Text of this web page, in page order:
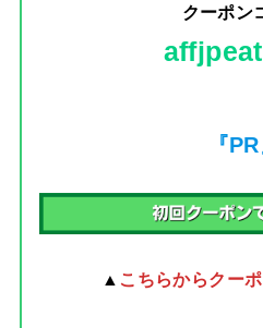
クーポン
『PR
▲ こちらからクー